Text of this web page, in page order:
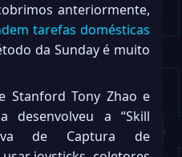
anteriormente,
tarefas domésticas
da Sunday é muito
Stanford Tony Zhao e
desenvolveu a “Skill
de Captura de